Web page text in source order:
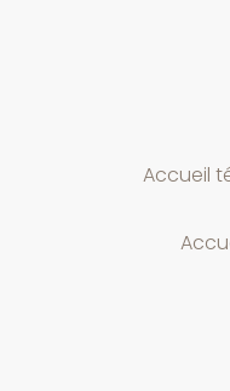
Accueil